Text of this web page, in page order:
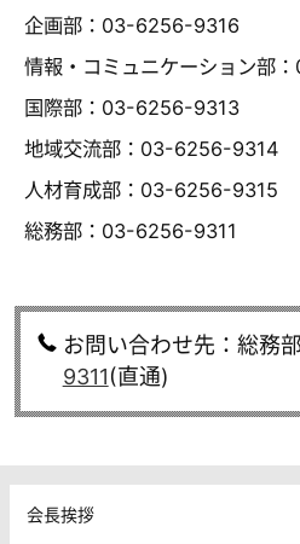
企画部：03-6256-9316
情報・コミュニケーション部
国際部：03-6256-9313
地域交流部：03-6256-9314
人材育成部：03-6256-9315
総務部：03-6256-9311
お問い合わせ先：総務
9311(直通)
会長挨拶